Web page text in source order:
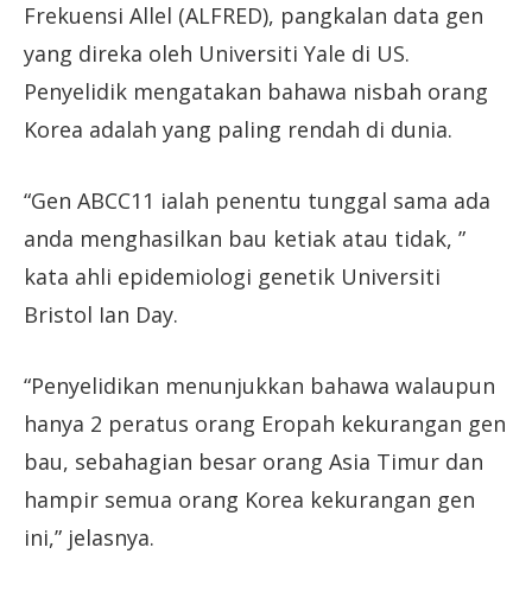
Frekuensi Allel (ALFRED), pangkalan data gen
yang direka oleh Universiti Yale di US.
Penyelidik mengatakan bahawa nisbah orang
Korea adalah yang paling rendah di dunia.
“Gen ABCC11 ialah penentu tunggal sama ada
anda menghasilkan bau ketiak atau tidak, ”
kata ahli epidemiologi genetik Universiti
Bristol Ian Day.
“Penyelidikan menunjukkan bahawa walaupun
hanya 2 peratus orang Eropah kekurangan gen
bau, sebahagian besar orang Asia Timur dan
hampir semua orang Korea kekurangan gen
ini,” jelasnya.